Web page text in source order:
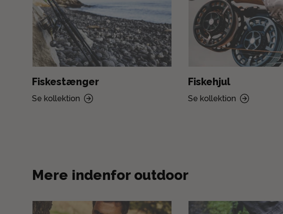
Fiskestænger
Se kollektion
Fiskehjul
Se kollektion
Mere indenfor outdoor